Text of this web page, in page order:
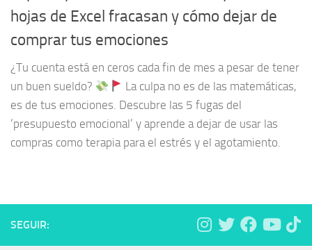
hojas de Excel fracasan y cómo dejar de
comprar tus emociones
¿Tu cuenta está en ceros cada fin de mes a pesar de tener
un buen sueldo?
La culpa no es de las matemáticas,
es de tus emociones. Descubre las 5 fugas del
‘presupuesto emocional’ y aprende a dejar de usar las
compras como terapia para el estrés y el agotamiento.
SEGUIR: